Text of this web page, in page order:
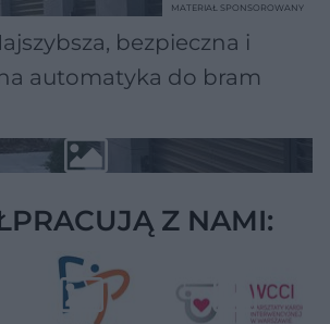
bezpieczna i
automatyka do bram
MATERIAŁ SPONSOROWANY
Z NAMI: